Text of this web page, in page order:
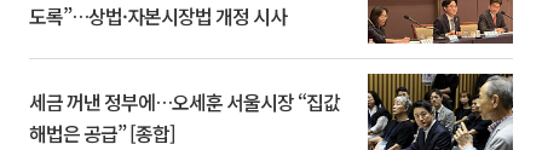
도록”…상법·자본시장법 개정 시사
세금 꺼낸 정부에…오세훈 서울시장 “집값
해법은 공급” [종합]